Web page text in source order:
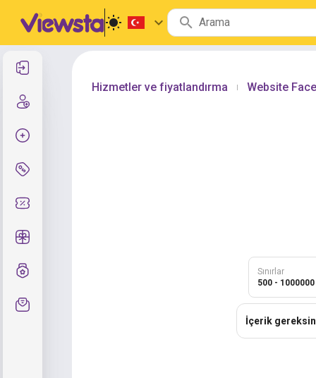
Hizmetler ve fiyatlandırma Website
Sınırlar
500 - 1000000
İçerik